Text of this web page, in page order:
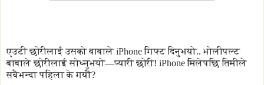
एउटी छोरीलाई उसको बाबाले iPhone गिफ्ट दिनुभयो.. भोलीपल्ट
बाबाले छोरीलाई सोध्नुभयो—प्यारी छोरी! iPhone मिलेपछि तिमीले
सबैभन्दा पहिला के गर्यौ?